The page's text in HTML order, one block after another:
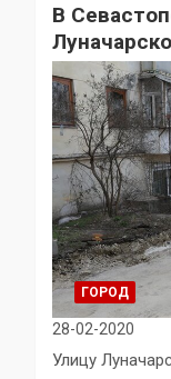
В
ГОРОД
28-02-2020
Улицу